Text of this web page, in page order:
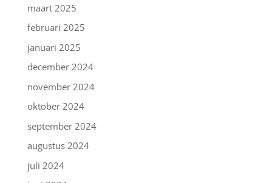
maart 2025
februari 2025
januari 2025
december 2024
november 2024
oktober 2024
september 2024
augustus 2024
juli 2024